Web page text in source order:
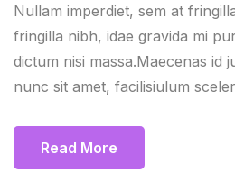
Nullam imperdiet, sem at
fringilla nibh, idae gravida mi
dictum nisi massa.Maecenas id
nunc sit amet, facilisiulum
Read More